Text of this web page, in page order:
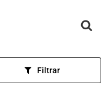
Filtrar